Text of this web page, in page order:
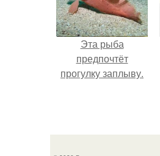
Эта рыба
предпочтёт
прогулку заплыву.